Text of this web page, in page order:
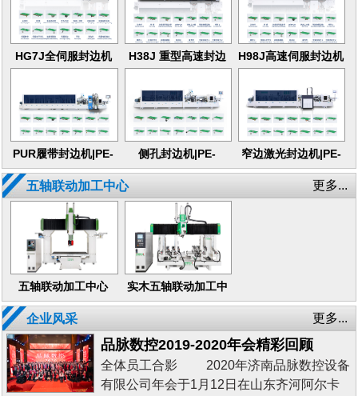
HG7J全伺服封边机
H38J 重型高速封边
H98J高速伺服封边机
PUR履带封边机|PE-
539J-SU
侧孔封边机|PE-
668JC-2S
窄边激光封边机|PE-
768J-UL
更多...
五轴联动加工中心
五轴联动加工中心
实木五轴联动加工中
心
更多...
企业风采
品脉数控2019-2020年会精彩回顾
全体员工合影 2020年济南品脉数控设备
有限公司年会于1月12日在山东齐河阿尔卡